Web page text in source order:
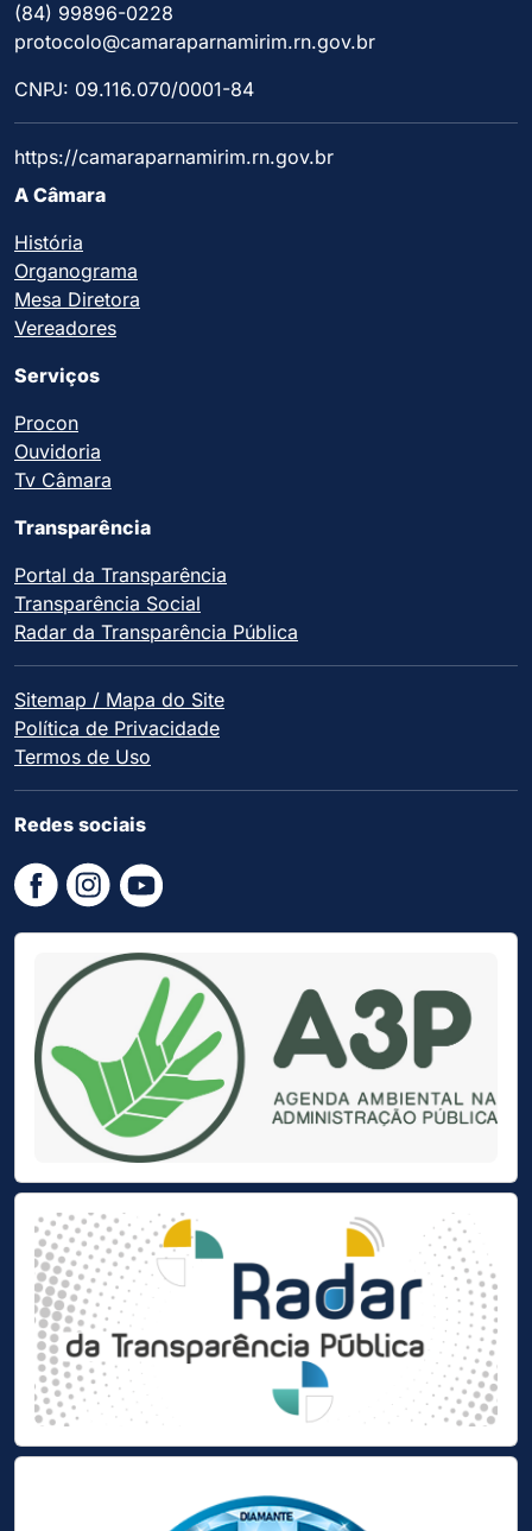
(84) 99896-0228
protocolo@camaraparnamirim.rn.gov.br
CNPJ: 09.116.070/0001-84
https://camaraparnamirim.rn.gov.br
A Câmara
História
Organograma
Mesa Diretora
Vereadores
Serviços
Procon
Ouvidoria
Tv Câmara
Transparência
Portal da Transparência
Transparência Social
Radar da Transparência Pública
Sitemap / Mapa do Site
Política de Privacidade
Termos de Uso
Redes sociais